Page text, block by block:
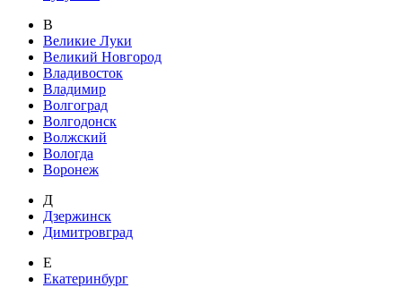
В
Великие Луки
Великий Новгород
Владивосток
Владимир
Волгоград
Волгодонск
Волжский
Вологда
Воронеж
Д
Дзержинск
Димитровград
Е
Екатеринбург